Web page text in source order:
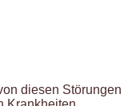
diesen Störungen